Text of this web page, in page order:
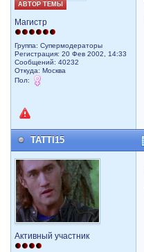
АВТОР ТЕМЫ
Магистр
Группа: Супермодераторы
Регистрация: 20 Фев 2002, 14:33
Сообщений: 40232
Откуда: Москва
Пол:
TATTI15
Активный участник